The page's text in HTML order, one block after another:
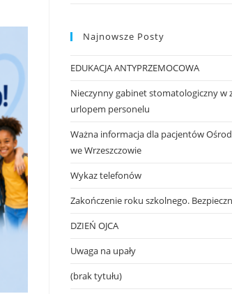
Najnowsze Posty
EDUKACJA ANTYPRZEMOCOWA
Nieczynny gabinet stomatologiczny w
urlopem personelu
Ważna informacja dla pacjentów
we Wrzeszczowie
Wykaz telefonów
Zakończenie roku szkolnego.
DZIEŃ OJCA
Uwaga na upały
(brak tytułu)